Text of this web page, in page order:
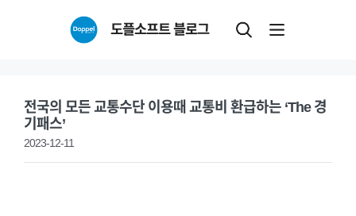
도플소프트 블로그
전국의 모든 교통수단 이용때 교통비 환급하는 ‘The 경
기패스’
2023-12-11